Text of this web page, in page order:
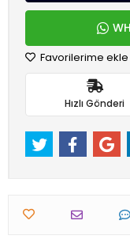
Favorilerime ekle
Hızlı Gönderi